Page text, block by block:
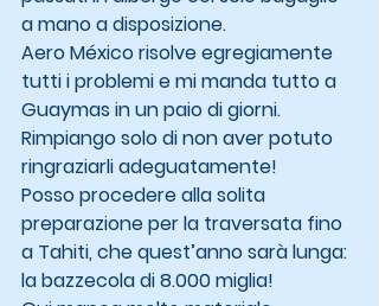
a mano a disposizione.
Aero México risolve egregiamente
tutti i problemi e mi manda tutto a
Guaymas in un paio di giorni.
Rimpiango solo di non aver potuto
ringraziarli adeguatamente!
Posso procedere alla solita
preparazione per la traversata fino
a Tahiti, che quest’anno sarà lunga:
la bazzecola di 8.000 miglia!